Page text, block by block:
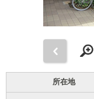
所在地